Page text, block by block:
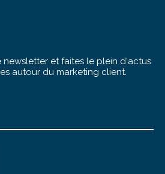
newsletter et faites le plein d‘actus
autour du marketing client.